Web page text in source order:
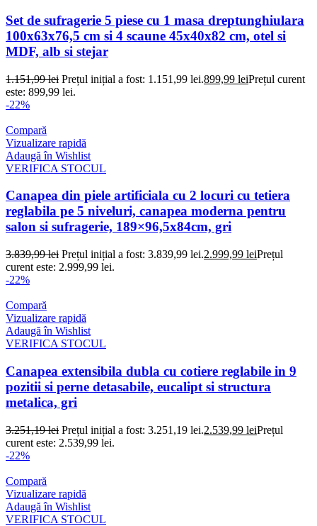
Set de sufragerie 5 piese cu 1 masa dreptunghiulara
100x63x76,5 cm si 4 scaune 45x40x82 cm, otel si
MDF, alb si stejar
1.151,99lei Prețul inițial a fost: 1.151,99 lei.899,99 leiPrețul curent
este: 899,99 lei.
-22%
Compară
Vizualizare rapidă
Adaugă în Wishlist
VERIFICA STOCUL
Canapea din piele artificiala cu 2 locuri cu tetiera
reglabila pe 5 niveluri, canapea moderna pentru
salon si sufragerie, 189×96,5x84cm, gri
3.839,99lei Prețul inițial a fost: 3.839,99 lei.2.999,99 leiPrețul
curent este: 2.999,99 lei.
-22%
Compară
Vizualizare rapidă
Adaugă în Wishlist
VERIFICA STOCUL
Canapea extensibila dubla cu cotiere reglabile in 9
pozitii si perne detasabile, eucalipt si structura
metalica, gri
3.251,19lei Prețul inițial a fost: 3.251,19 lei.2.539,99 leiPrețul
curent este: 2.539,99 lei.
-22%
Compară
Vizualizare rapidă
Adaugă în Wishlist
VERIFICA STOCUL